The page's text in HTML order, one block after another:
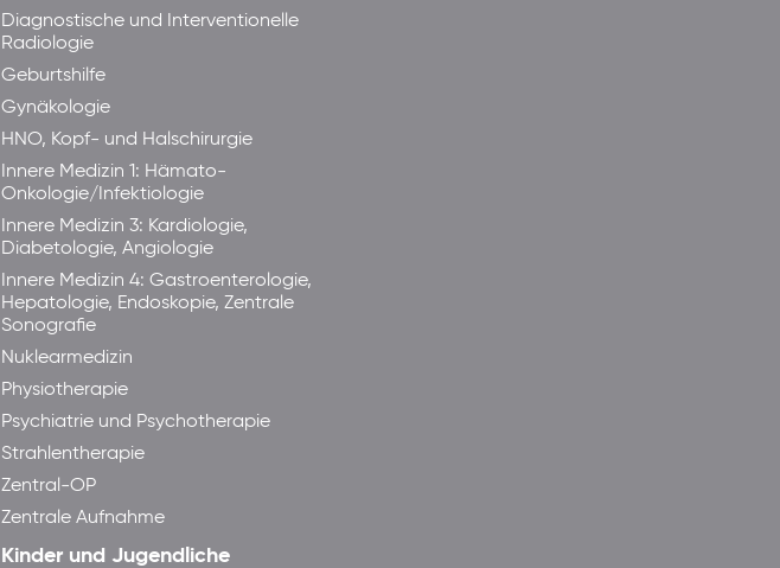
Diagnostische und Interventionelle
Radiologie
Geburtshilfe
Gynäkologie
HNO, Kopf- und Halschirurgie
Innere Medizin 1: Hämato-
Onkologie/Infektiologie
Innere Medizin 3: Kardiologie,
Diabetologie, Angiologie
Innere Medizin 4: Gastroenterologie,
Hepatologie, Endoskopie, Zentrale
Sonografie
Nuklearmedizin
Physiotherapie
Psychiatrie und Psychotherapie
Strahlentherapie
Zentral-OP
Zentrale Aufnahme
Kinder und Jugendliche